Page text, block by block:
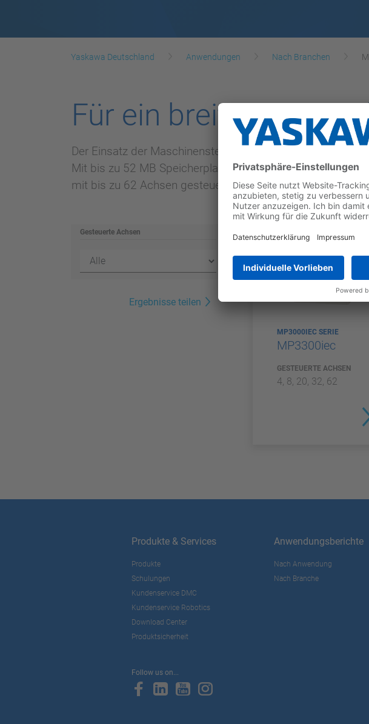
Yaskawa Deutschland Anwendungen Nach Branchen
Für ein breites
Der Einsatz der Maschinensteuerungen der MP3000iec-
Mit bis zu 52 MB Speicherplatz für Benutzerdaten und bis
mit bis zu 62 Achsen gesteuert werden.
Gesteuerte Achsen
Ergebnisse teilen
MP3000IEC SERIE
MP3300iec
GESTEUERTE ACHSEN
4, 8, 20, 32, 62
Produkte & Services
Produkte
Schulungen
Kundenservice DMC
Kundenservice Robotics
Download Center
Produktsicherheit
Anwendungsberichte
Nach Anwendung
Nach Branche
Follow us on...